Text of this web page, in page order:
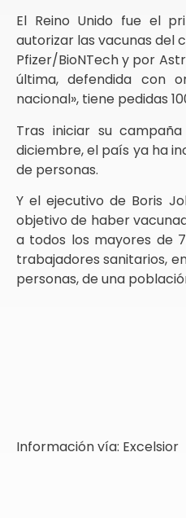
El Reino Unido fue el
autorizar las vacunas del
Pfizer/BioNTech y por
última, defendida con
nacional», tiene pedidas
Tras iniciar su
diciembre, el país ya ha
de personas.
Y el ejecutivo de Boris
objetivo de haber
a todos los mayores de
trabajadores sanitarios,
personas, de una
Información vía: Excelsior